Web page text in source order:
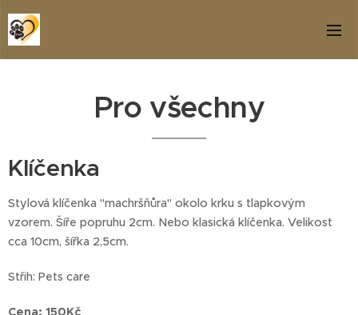
Pro všechny
Klíčenka
Stylová klíčenka "machršňůra" okolo krku s tlapkovým
vzorem. Šíře popruhu 2cm. Nebo klasická klíčenka. Velikost
cca 10cm, šířka 2,5cm.
Střih: Pets care
Cena: 150Kč